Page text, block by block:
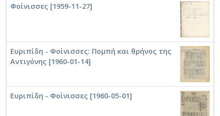
Φοίνισσες [1959-11-27]
Ευριπίδη - Φοίνισσες: Πομπή και θρήνος της
Αντιγόνης [1960-01-14]
Ευριπίδη - Φοίνισσες [1960-05-01]